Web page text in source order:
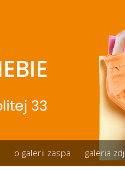
o galerii zaspa galeria